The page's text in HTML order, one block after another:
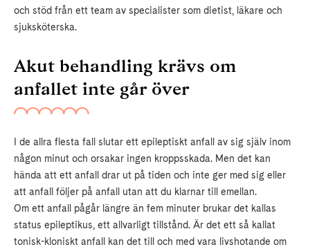
och stöd från ett team av specialister som dietist, läkare och
sjuksköterska.
Akut behandling krävs om
anfallet inte går över
I de allra flesta fall slutar ett epileptiskt anfall av sig själv inom
någon minut och orsakar ingen kroppsskada. Men det kan
hända att ett anfall drar ut på tiden och inte ger med sig eller
att anfall följer på anfall utan att du klarnar till emellan.
Om ett anfall pågår längre än fem minuter brukar det kallas
status epileptikus, ett allvarligt tillstånd. Är det ett så kallat
tonisk-kloniskt anfall kan det till och med vara livshotande om